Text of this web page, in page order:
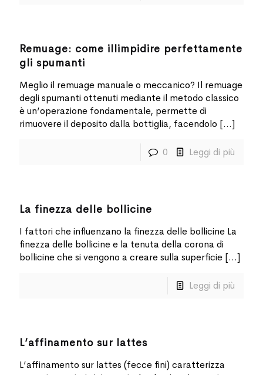
Remuage: come illimpidire perfettamente
gli spumanti
Meglio il remuage manuale o meccanico? Il remuage
degli spumanti ottenuti mediante il metodo classico
è un’operazione fondamentale, permette di
rimuovere il deposito dalla bottiglia, facendolo […]
0 Leggi di più
La finezza delle bollicine
I fattori che influenzano la finezza delle bollicine La
finezza delle bollicine e la tenuta della corona di
bollicine che si vengono a creare sulla superficie […]
Leggi di più
L’affinamento sur lattes
L’affinamento sur lattes (fecce fini) caratterizza